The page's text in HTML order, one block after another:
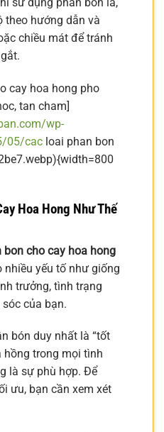
sử dụng phân bón lá,
theo hướng dẫn và
chiều mát để tránh
cay hoa hong pho
tan cham]
wp-
05/cac loai phan bon
Hoa Hong Như Thế
bon cho cay hoa hong
yếu tố như giống
trưởng, tình trạng
của bạn.
bón duy nhất là “tốt
hồng trong mọi tình
là sự phù hợp. Để
ưu, bạn cần xem xét